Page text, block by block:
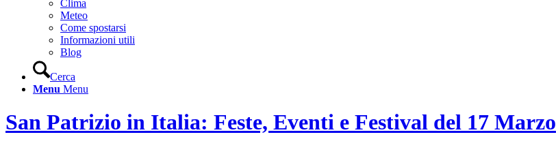
Clima
Meteo
Come spostarsi
Informazioni utili
Blog
Cerca
Menu Menu
San Patrizio in Italia: Feste, Eventi e Festival del 17 Marzo